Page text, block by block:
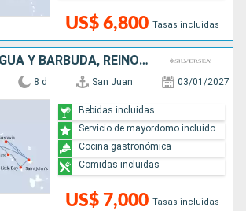
US$ 6,800 Tasas incluidas
FRANCIA, ANTIGUA Y BARBUDA, REINO UNIDO, PUERTO RICO
8 d San Juan 03/01/2027
US$ 7,000 Tasas incluidas
Bebidas incluidas
Servicio de mayordomo incluido
Cocina gastronómica
Comidas incluidas